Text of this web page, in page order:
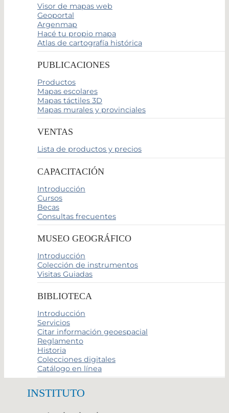
Visor de mapas web
Geoportal
Argenmap
Hacé tu propio mapa
Atlas de cartografía histórica
PUBLICACIONES
Productos
Mapas escolares
Mapas táctiles 3D
Mapas murales y provinciales
VENTAS
Lista de productos y precios
CAPACITACIÓN
Introducción
Cursos
Becas
Consultas frecuentes
MUSEO GEOGRÁFICO
Introducción
Colección de instrumentos
Visitas Guiadas
BIBLIOTECA
Introducción
Servicios
Citar información geoespacial
Reglamento
Historia
Colecciones digitales
Catálogo en línea
INSTITUTO